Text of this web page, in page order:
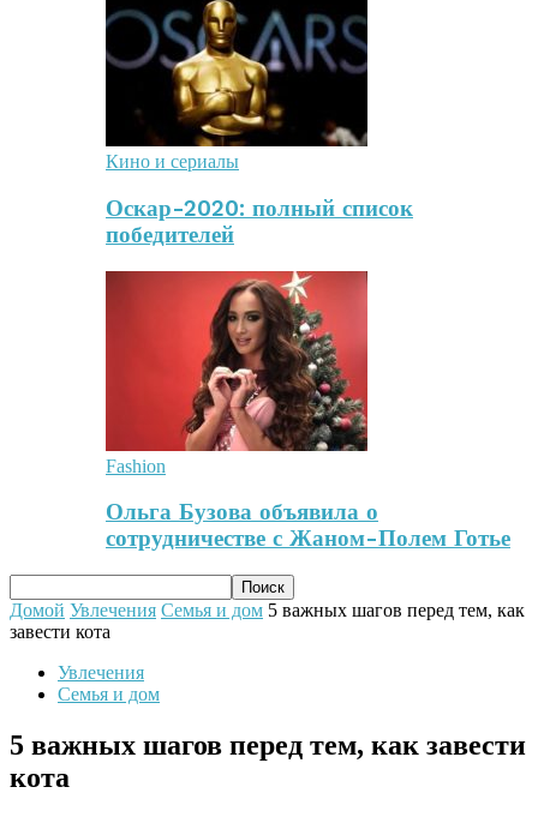
Кино и сериалы
Оскар-2020: полный список
победителей
Fashion
Ольга Бузова объявила о
сотрудничестве с Жаном-Полем Готье
Домой Увлечения Семья и дом 5 важных шагов перед тем, как
завести кота
Увлечения
Семья и дом
5 важных шагов перед тем, как завести
кота